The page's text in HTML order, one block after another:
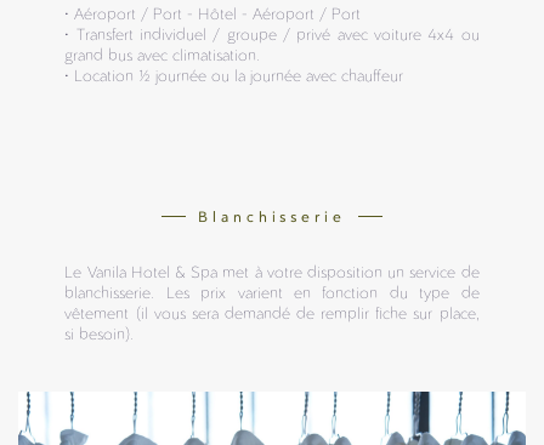
• Aéroport / Port - Hôtel - Aéroport / Port
• Transfert individuel / groupe / privé avec voiture 4x4 ou
grand bus avec climatisation.
• Location 1/2 journée ou la journée avec chauffeur
Blanchisserie
Le Vanila Hotel & Spa met à votre disposition un service de
blanchisserie. Les prix varient en fonction du type de
vêtement (il vous sera demandé de remplir fiche sur place,
si besoin).